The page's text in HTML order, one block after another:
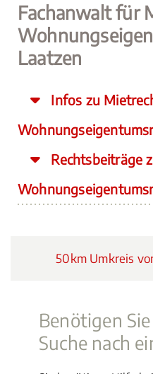
Fachanwalt für
Laatzen
Infos zu
Rechtsbeiträge
50km Umkreis
Benötigen
Suche nach